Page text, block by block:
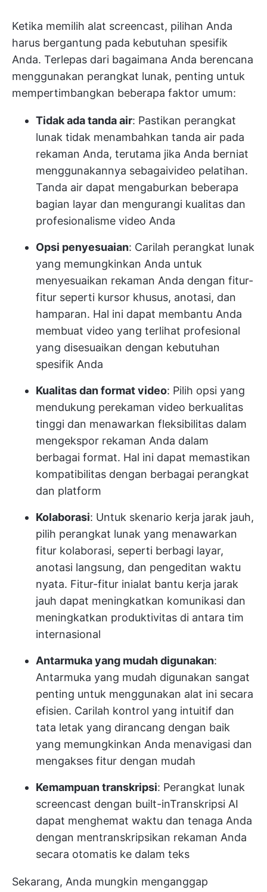
Ketika memilih alat screencast, pilihan Anda
harus bergantung pada kebutuhan spesifik
Anda. Terlepas dari bagaimana Anda berencana
menggunakan perangkat lunak, penting untuk
mempertimbangkan beberapa faktor umum:
Tidak ada tanda air: Pastikan perangkat
lunak tidak menambahkan tanda air pada
rekaman Anda, terutama jika Anda berniat
menggunakannya sebagaivideo pelatihan.
Tanda air dapat mengaburkan beberapa
bagian layar dan mengurangi kualitas dan
profesionalisme video Anda
Opsi penyesuaian: Carilah perangkat lunak
yang memungkinkan Anda untuk
menyesuaikan rekaman Anda dengan fitur-
fitur seperti kursor khusus, anotasi, dan
hamparan. Hal ini dapat membantu Anda
membuat video yang terlihat profesional
yang disesuaikan dengan kebutuhan
spesifik Anda
Kualitas dan format video: Pilih opsi yang
mendukung perekaman video berkualitas
tinggi dan menawarkan fleksibilitas dalam
mengekspor rekaman Anda dalam
berbagai format. Hal ini dapat memastikan
kompatibilitas dengan berbagai perangkat
dan platform
Kolaborasi: Untuk skenario kerja jarak jauh,
pilih perangkat lunak yang menawarkan
fitur kolaborasi, seperti berbagi layar,
anotasi langsung, dan pengeditan waktu
nyata. Fitur-fitur inialat bantu kerja jarak
jauh dapat meningkatkan komunikasi dan
meningkatkan produktivitas di antara tim
internasional
Antarmuka yang mudah digunakan:
Antarmuka yang mudah digunakan sangat
penting untuk menggunakan alat ini secara
efisien. Carilah kontrol yang intuitif dan
tata letak yang dirancang dengan baik
yang memungkinkan Anda menavigasi dan
mengakses fitur dengan mudah
Kemampuan transkripsi: Perangkat lunak
screencast dengan built-inTranskripsi AI
dapat menghemat waktu dan tenaga Anda
dengan mentranskripsikan rekaman Anda
secara otomatis ke dalam teks
Sekarang, Anda mungkin menganggap